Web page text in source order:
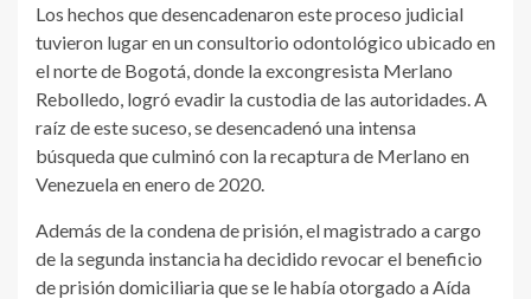
Los hechos que desencadenaron este proceso judicial
tuvieron lugar en un consultorio odontológico ubicado en
el norte de Bogotá, donde la excongresista Merlano
Rebolledo, logró evadir la custodia de las autoridades. A
raíz de este suceso, se desencadenó una intensa
búsqueda que culminó con la recaptura de Merlano en
Venezuela en enero de 2020.
Además de la condena de prisión, el magistrado a cargo
de la segunda instancia ha decidido revocar el beneficio
de prisión domiciliaria que se le había otorgado a Aída